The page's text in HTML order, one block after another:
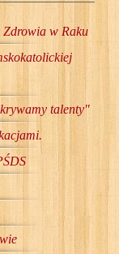
w Raku
talenty"